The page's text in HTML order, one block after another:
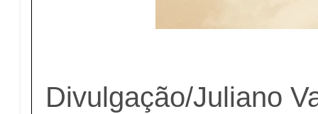
Divulgação/Juliano